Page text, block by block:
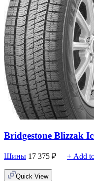
Bridgestone Blizzak
Шины 17 375 ₽ + Add
Quick View